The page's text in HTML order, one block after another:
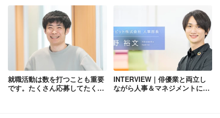
ると思います」
就職活動は数を打つことも重要
です。たくさん応募してたくさ
INTERVIEW｜俳優業と両立し
ながら人事＆マネジメントに挑